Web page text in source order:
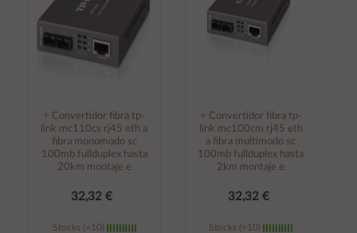
÷ Convertidor fibra tp-
link mc110cs rj45 eth a
fibra monomodo sc
100mb fullduplex hasta
20km montaje e
32,32 €
Stocks (+10)
÷ Convertidor fibra tp-
link mc100cm rj45 eth
a fibra multimodo sc
100mb fullduplex hasta
2km montaje e
32,32 €
Stocks (+10)